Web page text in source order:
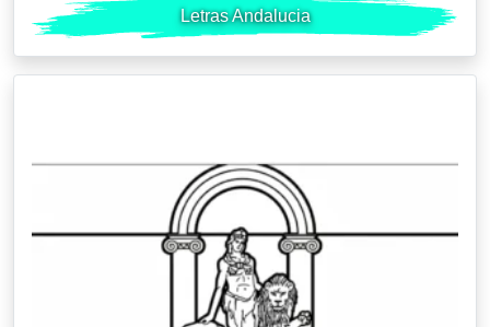
Letras Andalucia